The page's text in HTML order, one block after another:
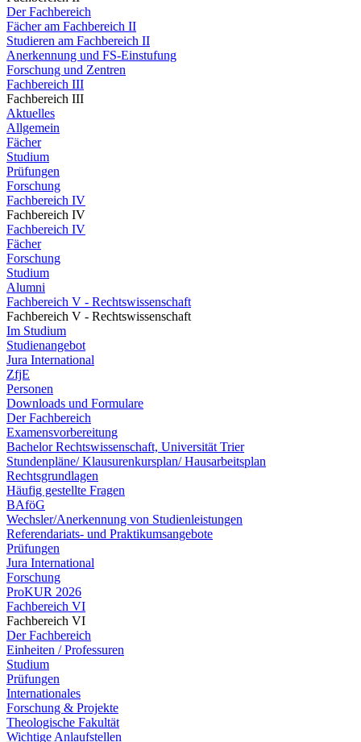
Der Fachbereich
Fächer am Fachbereich II
Studieren am Fachbereich II
Anerkennung und FS-Einstufung
Forschung und Zentren
Fachbereich III
Fachbereich III
Aktuelles
Allgemein
Fächer
Studium
Prüfungen
Forschung
Fachbereich IV
Fachbereich IV
Fachbereich IV
Fächer
Forschung
Studium
Alumni
Fachbereich V - Rechtswissenschaft
Fachbereich V - Rechtswissenschaft
Im Studium
Studienangebot
Jura International
ZfjE
Personen
Downloads und Formulare
Der Fachbereich
Examensvorbereitung
Bachelor Rechtswissenschaft, Universität Trier
Stundenpläne/ Klausurenkursplan/ Hausarbeitsplan
Rechtsgrundlagen
Häufig gestellte Fragen
BAföG
Wechsler/Anerkennung von Studienleistungen
Referendariats- und Praktikumsangebote
Prüfungen
Jura International
Forschung
ProKUR 2026
Fachbereich VI
Fachbereich VI
Der Fachbereich
Einheiten / Professuren
Studium
Prüfungen
Internationales
Forschung & Projekte
Theologische Fakultät
Wichtige Anlaufstellen